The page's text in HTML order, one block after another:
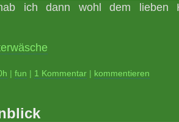
ich dann wohl dem lieben
fun 1 Kommentar kommentieren